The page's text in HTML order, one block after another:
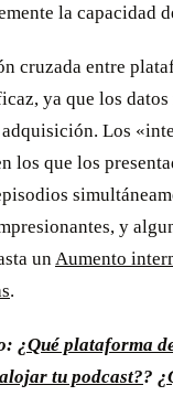
la capacidad
cruzada entre
ya que los
Los
los que los
y
un Aumento
.
¿Qué plataforma
tu podcast??